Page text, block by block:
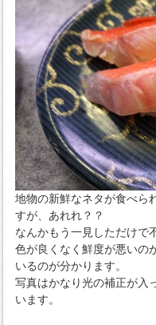
地物の新鮮なネタが食べら
すが、あれれ？？
なんかもう一見しただけで
色が良くなく鮮度が悪いの
いるのが分かります。
写真はかなり光の補正が入
います。